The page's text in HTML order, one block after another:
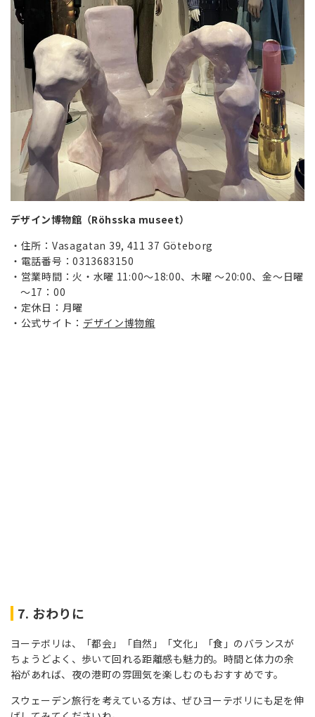
デザイン博物館（Röhsska museet）
住所：Vasagatan 39, 411 37 Göteborg
電話番号：0313683150
営業時間：火・水曜 11:00～18:00、木曜 ～20:00、金～日曜
～17：00
定休日：月曜
公式サイト： デザイン博物館
7. おわりに
ヨーテボリは、「都会」「自然」「文化」「食」のバランスが
ちょうどよく、歩いて回れる距離感も魅力的。時間と体力の余
裕があれば、夜の港町の雰囲気を楽しむのもおすすめです。
スウェーデン旅行を考えている方は、ぜひヨーテボリにも足を伸